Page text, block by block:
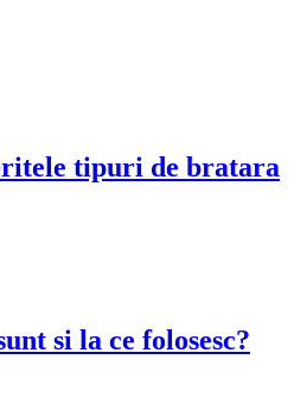
tipuri de bratara
si la ce folosesc?